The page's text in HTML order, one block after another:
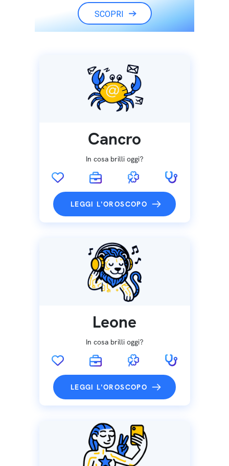
SCOPRI
Cancro
In cosa brilli oggi?
LEGGI L'OROSCOPO
Leone
In cosa brilli oggi?
LEGGI L'OROSCOPO